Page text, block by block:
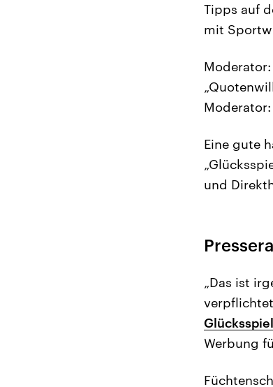
Tipps auf
mit
Moderator:
Moderator:
Eine gute
und
„Das ist
Werbung